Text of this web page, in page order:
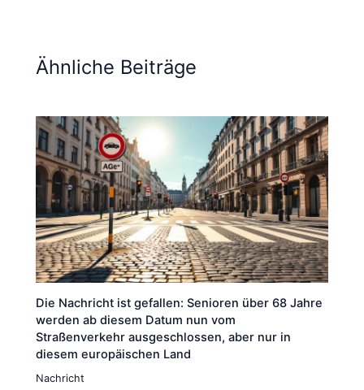
Ähnliche Beiträge
Die Nachricht ist gefallen: Senioren über 68 Jahre
werden ab diesem Datum nun vom
Straßenverkehr ausgeschlossen, aber nur in
diesem europäischen Land
Nachricht